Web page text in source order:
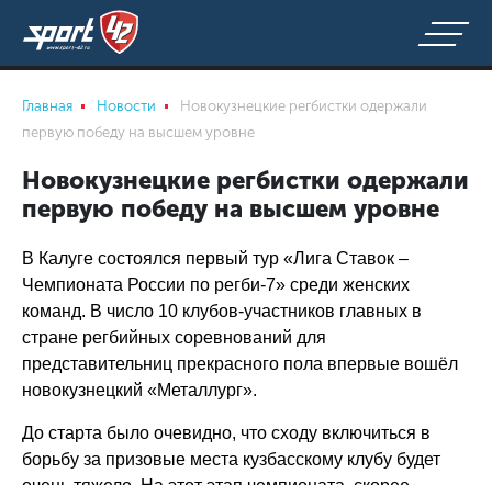
Главная Новости
Новокузнецкие регбистки одержали
первую победу на высшем уровне
Новокузнецкие регбистки одержали
первую победу на высшем уровне
В Калуге состоялся первый тур «Лига Ставок –
Чемпионата России по регби-7» среди женских
команд. В число 10 клубов-участников главных в
стране регбийных соревнований для
представительниц прекрасного пола впервые вошёл
новокузнецкий «Металлург».
До старта было очевидно, что сходу включиться в
борьбу за призовые места кузбасскому клубу будет